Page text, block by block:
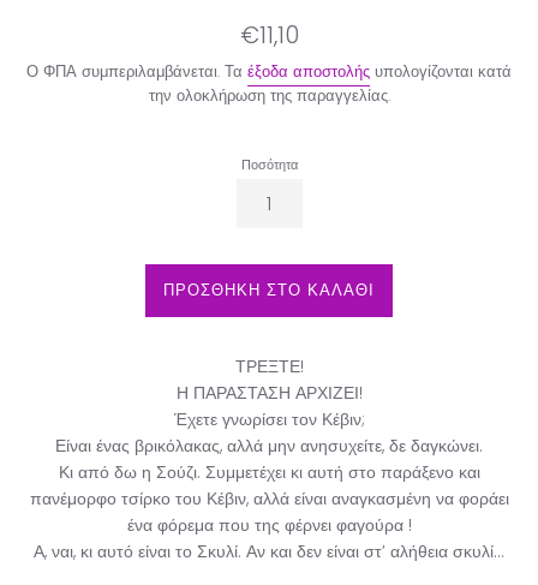
Κανονική
€11,10
Ο ΦΠΑ συμπεριλαμβάνεται. Τα έξοδα αποστολής υπολογίζονται κατά
την ολοκλήρωση της παραγγελίας.
Ποσότητα
ΠΡΟΣΘΗΚΗ ΣΤΟ ΚΑΛΑΘΙ
ΤΡΕΞΤΕ!
Η ΠΑΡΑΣΤΑΣΗ ΑΡΧΙΖΕΙ!
Έχετε γνωρίσει τον Κέβιν;
Είναι ένας βρικόλακας, αλλά μην ανησυχείτε, δε δαγκώνει.
Κι από δω η Σούζι. Συμμετέχει κι αυτή στο παράξενο και
πανέμορφο τσίρκο του Κέβιν, αλλά είναι αναγκασμένη να φοράει
ένα φόρεμα που της φέρνει φαγούρα !
Α, ναι, κι αυτό είναι το Σκυλί. Αν και δεν είναι στ’ αλήθεια σκυλί…